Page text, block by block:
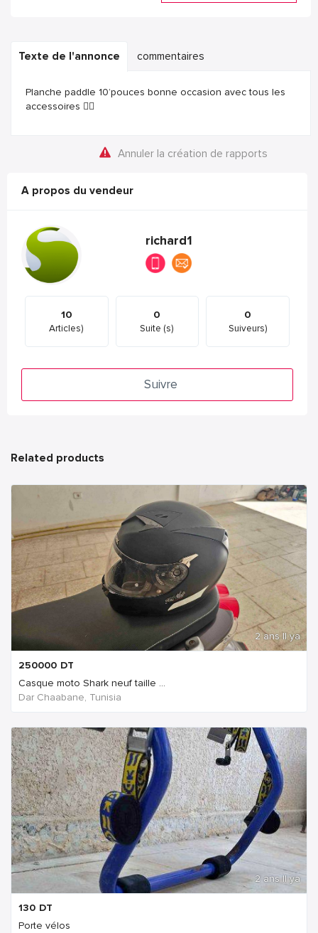
Texte de l'annonce commentaires
Planche paddle 10’pouces bonne occasion avec tous les
accessoires 🏄‍♂️
Annuler la création de rapports
A propos du vendeur
richard1
10
Articles)
0
Suite (s)
0
Suiveurs)
Suivre
Related products
2 ans Il ya
250000 DT
Casque moto Shark neuf taille ...
Dar Chaabane, Tunisia
2 ans Il ya
130 DT
Porte vélos